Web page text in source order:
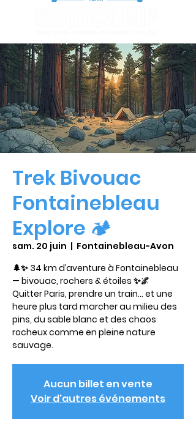
Trek Bivouac
Fontainebleau
Explore 🏕️
sam. 20 juin
  |
Fontainebleau-Avon
🌲✨ 34 km d’aventure à Fontainebleau
— bivouac, rochers & étoiles ✨🌌
Quitter Paris, prendre un train… et une
heure plus tard marcher au milieu des
pins, du sable blanc et des chaos
rocheux comme en pleine nature
sauvage.
Aucun billet en vente
Voir d'autres événements